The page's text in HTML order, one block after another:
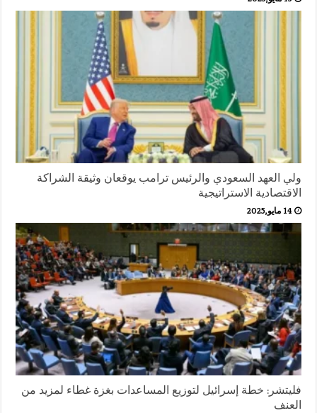
ولي العهد السعودي والرئيس ترامب يوقعان وثيقة الشراكة
الاقتصادية الاستراتيجية
14 مايو,2025
فليتشر: خطة إسرائيل لتوزيع المساعدات بغزة غطاء لمزيد من
العنف